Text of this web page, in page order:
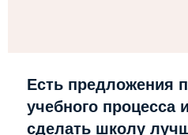
Есть предложения
учебного процесса
сделать школу